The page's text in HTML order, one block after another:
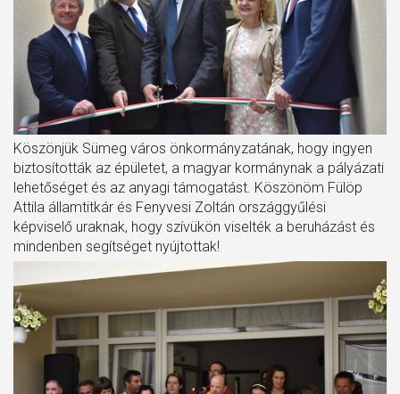
Köszönjük Sümeg város önkormányzatának, hogy ingyen
biztosították az épületet, a magyar kormánynak a pályázati
lehetőséget és az anyagi támogatást. Köszönöm Fülöp
Attila államtitkár és Fenyvesi Zoltán országgyűlési
képviselő uraknak, hogy szívükön viselték a beruházást és
mindenben segítséget nyújtottak!